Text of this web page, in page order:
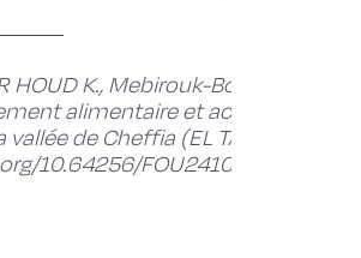
HOUD K., Mebirouk-Boudechich L.,
alimentaire et activités
de Cheffia (EL TARF,
10.64256/FOU2410